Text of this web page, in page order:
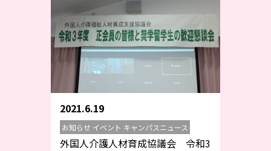
2021.6.19
お知らせ イベント キャンパスニュース
外国人介護人材育成協議会 令和3